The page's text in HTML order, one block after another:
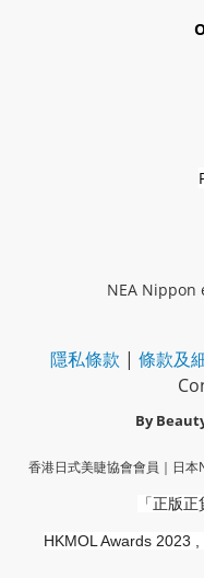
NEA Nippon
隱私條款 | 條款及
By
香港日式美睫協會會員｜ 日本
「正版正
HKMOL Awards 2023